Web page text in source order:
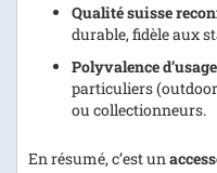
Qualité suisse
durable, fidèle aux
Polyvalence d’usage
particuliers
ou collectionneurs.
En résumé, c’est un